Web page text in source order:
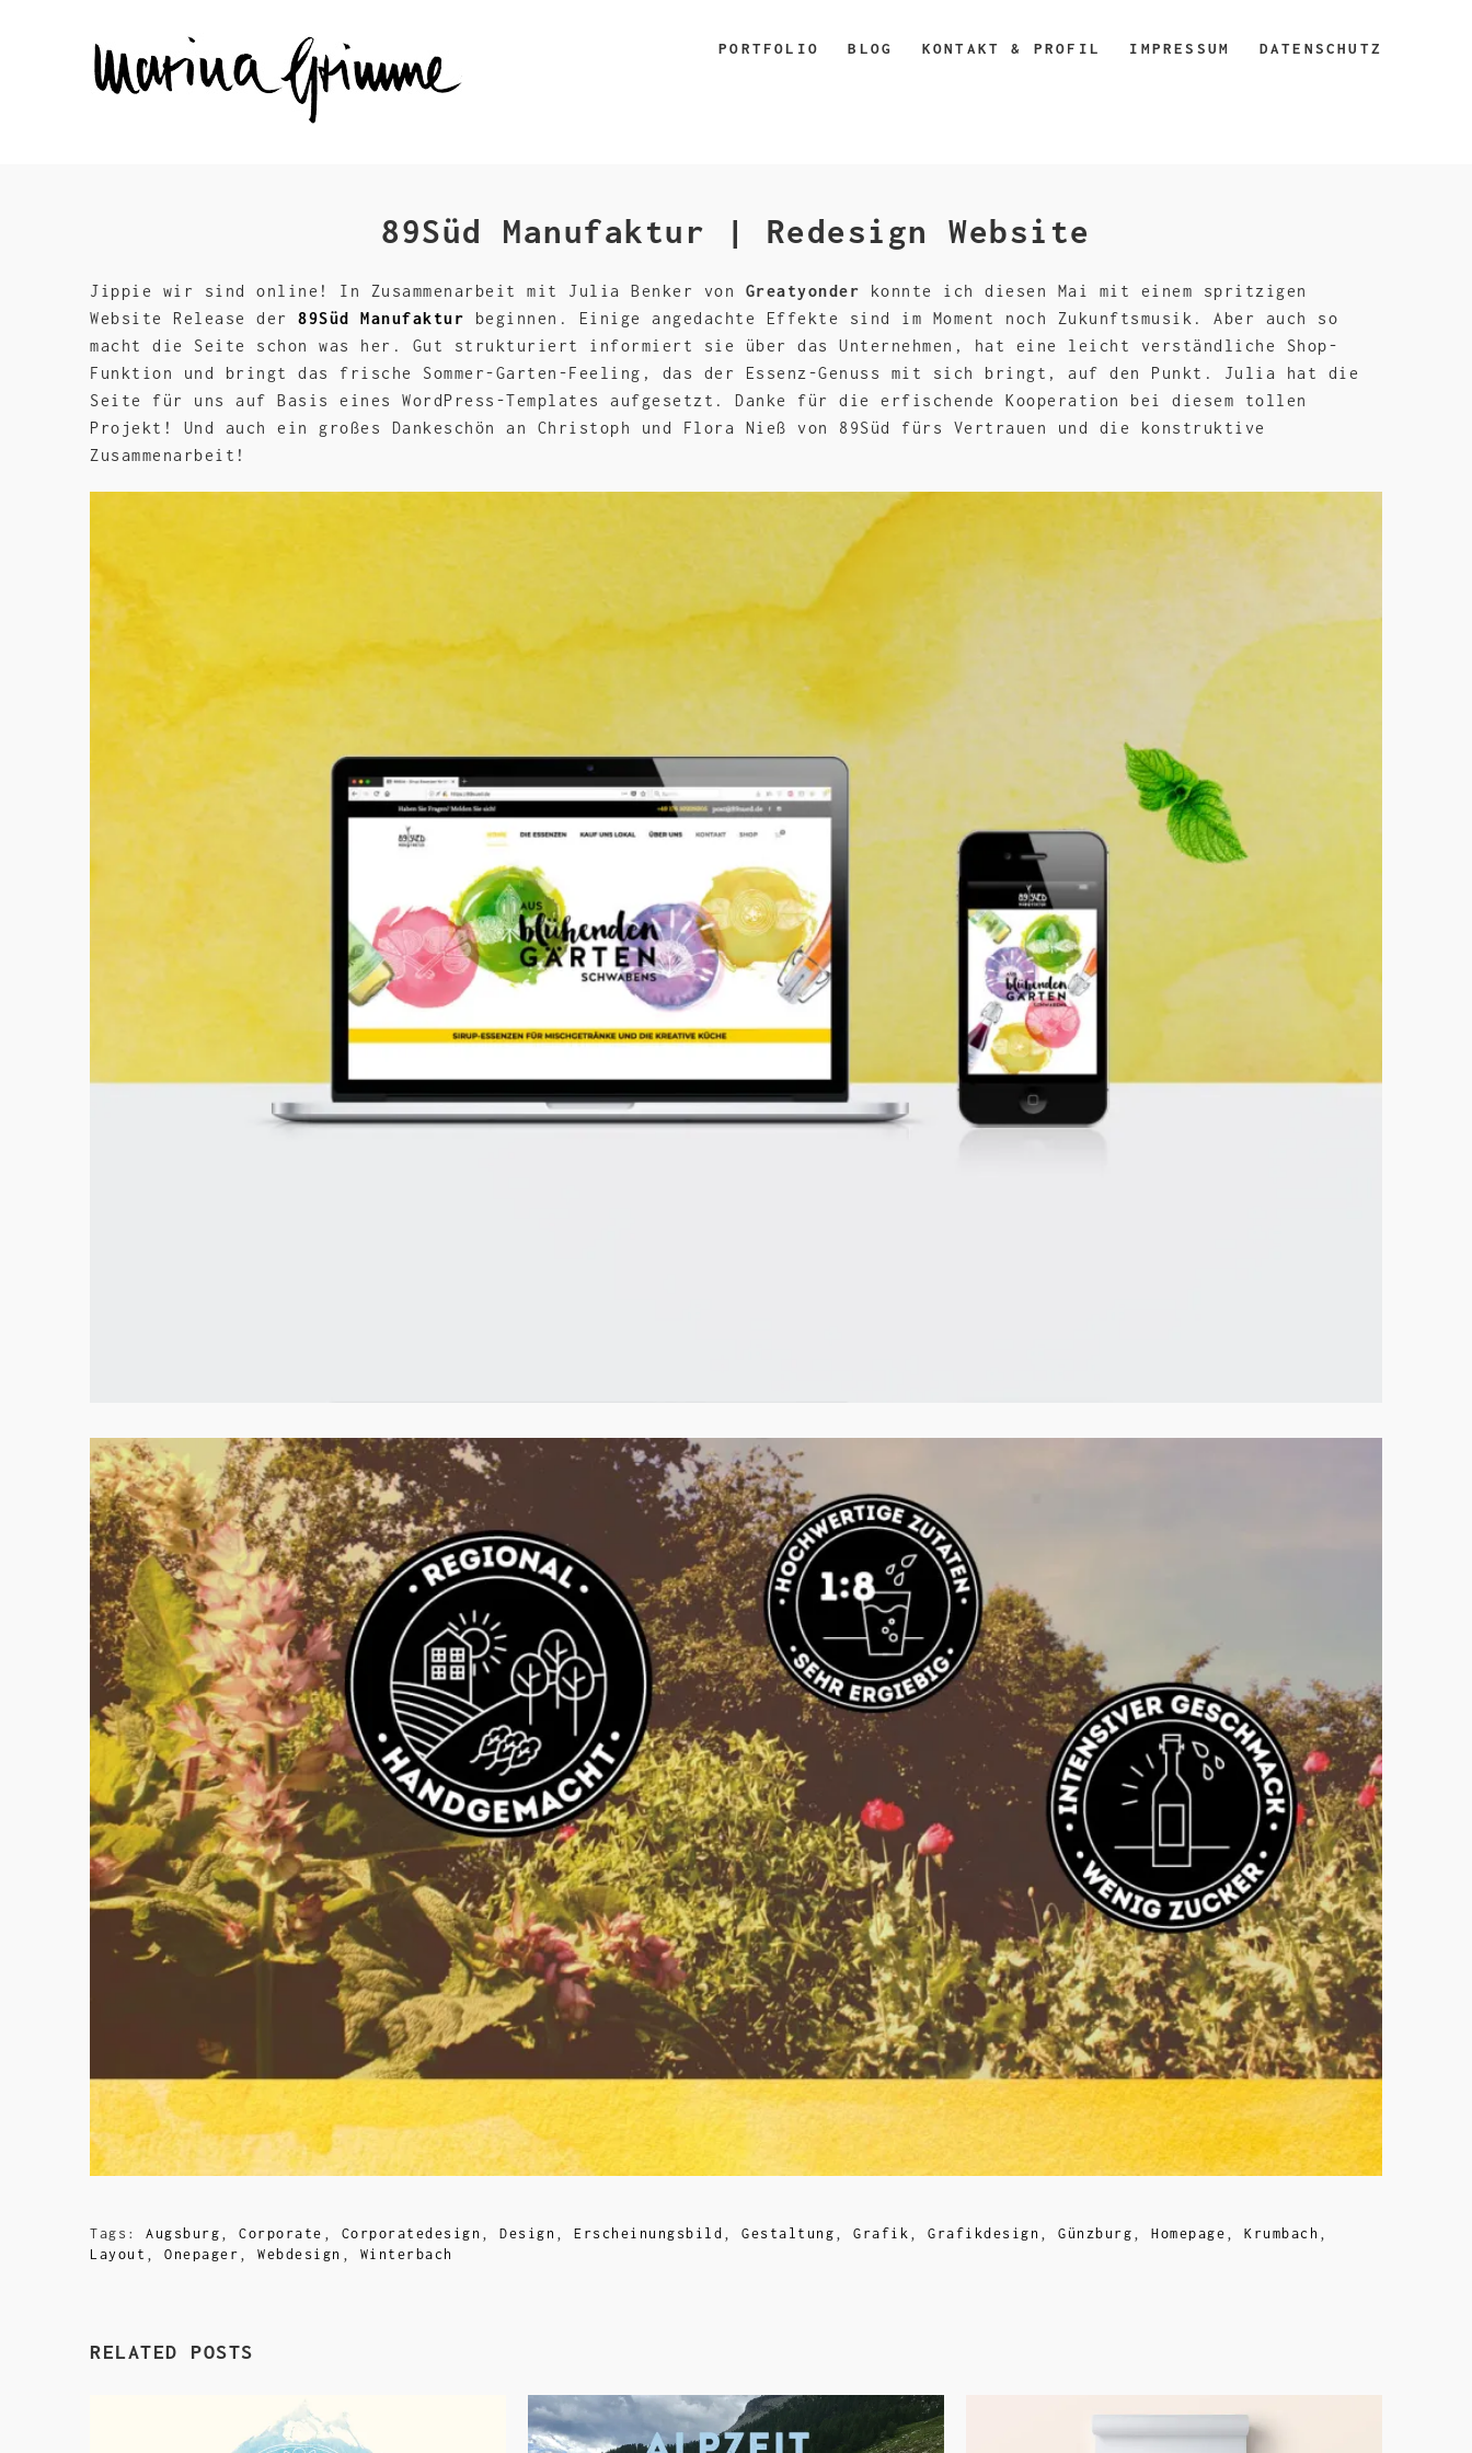
PORTFOLIO BLOG KONTAKT & PROFIL IMPRESSUM DATENSCHUTZ
89Süd Manufaktur | Redesign Website
Jippie wir sind online! In Zusammenarbeit mit Julia Benker von Greatyonder konnte ich diesen Mai mit einem spritzigen
Website Release der 89Süd Manufaktur beginnen. Einige angedachte Effekte sind im Moment noch Zukunftsmusik. Aber auch so
macht die Seite schon was her. Gut strukturiert informiert sie über das Unternehmen, hat eine leicht verständliche Shop-
Funktion und bringt das frische Sommer-Garten-Feeling, das der Essenz-Genuss mit sich bringt, auf den Punkt. Julia hat die
Seite für uns auf Basis eines WordPress-Templates aufgesetzt. Danke für die erfischende Kooperation bei diesem tollen
Projekt! Und auch ein großes Dankeschön an Christoph und Flora Nieß von 89Süd fürs Vertrauen und die konstruktive
Zusammenarbeit!
Tags: Augsburg , Corporate , Corporatedesign , Design , Erscheinungsbild , Gestaltung , Grafik , Grafikdesign , Günzburg , Homepage , Krumbach ,
Layout , Onepager , Webdesign , Winterbach
RELATED POSTS